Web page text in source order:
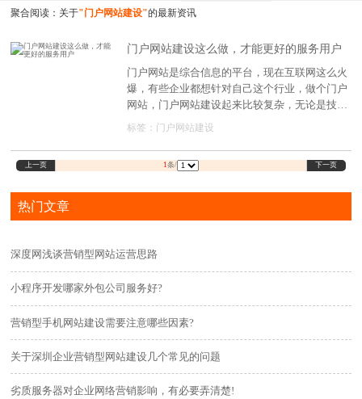
聚合阅读：关于"门户网站建设"的最新资讯
门户网站建设这么做，才能更好的服务用户
门户网站是综合信息的平台，现在互联网这么火
爆，有些企业都想针对自己这个行业，做个门户
网站，门户网站建设起来比较复杂，无论是技术
方面，还是功能方面，都比普通网站要复杂很
标签： 门户网站建设
上一页 1条/ 下一页
热门文章
深度网浅谈营销型网站运营思路
小程序开发哪家外包公司服务好?
营销型手机网站建设需要注意哪些因素?
关于深圳企业营销型网站建设几个常见的问题
劣质服务器对企业网络营销影响，有必要弄清楚!